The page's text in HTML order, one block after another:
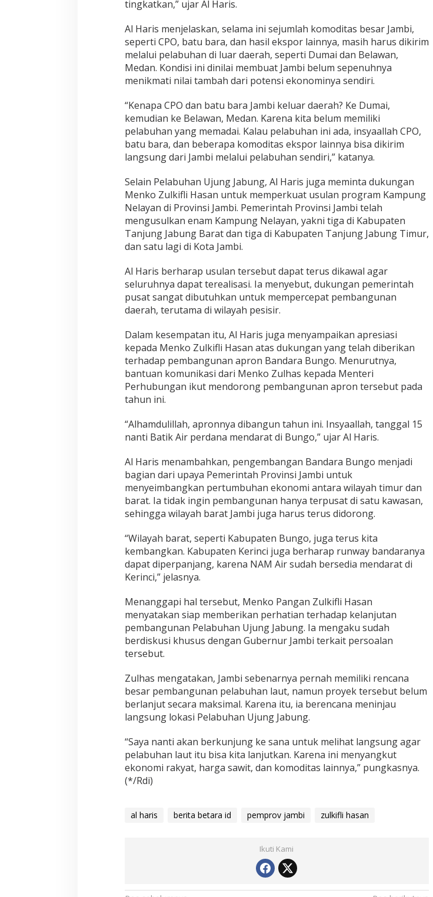
tingkatkan,” ujar Al Haris.
Al Haris menjelaskan, selama ini sejumlah komoditas besar Jambi,
seperti CPO, batu bara, dan hasil ekspor lainnya, masih harus dikirim
melalui pelabuhan di luar daerah, seperti Dumai dan Belawan,
Medan. Kondisi ini dinilai membuat Jambi belum sepenuhnya
menikmati nilai tambah dari potensi ekonominya sendiri.
“Kenapa CPO dan batu bara Jambi keluar daerah? Ke Dumai,
kemudian ke Belawan, Medan. Karena kita belum memiliki
pelabuhan yang memadai. Kalau pelabuhan ini ada, insyaallah CPO,
batu bara, dan beberapa komoditas ekspor lainnya bisa dikirim
langsung dari Jambi melalui pelabuhan sendiri,” katanya.
Selain Pelabuhan Ujung Jabung, Al Haris juga meminta dukungan
Menko Zulkifli Hasan untuk memperkuat usulan program Kampung
Nelayan di Provinsi Jambi. Pemerintah Provinsi Jambi telah
mengusulkan enam Kampung Nelayan, yakni tiga di Kabupaten
Tanjung Jabung Barat dan tiga di Kabupaten Tanjung Jabung Timur,
dan satu lagi di Kota Jambi.
Al Haris berharap usulan tersebut dapat terus dikawal agar
seluruhnya dapat terealisasi. Ia menyebut, dukungan pemerintah
pusat sangat dibutuhkan untuk mempercepat pembangunan
daerah, terutama di wilayah pesisir.
Dalam kesempatan itu, Al Haris juga menyampaikan apresiasi
kepada Menko Zulkifli Hasan atas dukungan yang telah diberikan
terhadap pembangunan apron Bandara Bungo. Menurutnya,
bantuan komunikasi dari Menko Zulhas kepada Menteri
Perhubungan ikut mendorong pembangunan apron tersebut pada
tahun ini.
“Alhamdulillah, apronnya dibangun tahun ini. Insyaallah, tanggal 15
nanti Batik Air perdana mendarat di Bungo,” ujar Al Haris.
Al Haris menambahkan, pengembangan Bandara Bungo menjadi
bagian dari upaya Pemerintah Provinsi Jambi untuk
menyeimbangkan pertumbuhan ekonomi antara wilayah timur dan
barat. Ia tidak ingin pembangunan hanya terpusat di satu kawasan,
sehingga wilayah barat Jambi juga harus terus didorong.
“Wilayah barat, seperti Kabupaten Bungo, juga terus kita
kembangkan. Kabupaten Kerinci juga berharap runway bandaranya
dapat diperpanjang, karena NAM Air sudah bersedia mendarat di
Kerinci,” jelasnya.
Menanggapi hal tersebut, Menko Pangan Zulkifli Hasan
menyatakan siap memberikan perhatian terhadap kelanjutan
pembangunan Pelabuhan Ujung Jabung. Ia mengaku sudah
berdiskusi khusus dengan Gubernur Jambi terkait persoalan
tersebut.
Zulhas mengatakan, Jambi sebenarnya pernah memiliki rencana
besar pembangunan pelabuhan laut, namun proyek tersebut belum
berlanjut secara maksimal. Karena itu, ia berencana meninjau
langsung lokasi Pelabuhan Ujung Jabung.
“Saya nanti akan berkunjung ke sana untuk melihat langsung agar
pelabuhan laut itu bisa kita lanjutkan. Karena ini menyangkut
ekonomi rakyat, harga sawit, dan komoditas lainnya,” pungkasnya.
(*/Rdi)
al haris berita betara id pemprov jambi zulkifli hasan
Ikuti Kami